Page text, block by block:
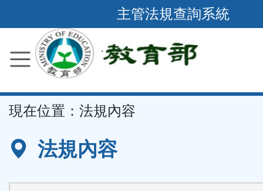
到
要
容
區
主管法規查詢系統
現在位置： 法規內容
法規內容